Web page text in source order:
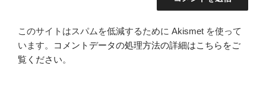
このサイトはスパムを低減するために Akismet を使って
います。
コメントデータの処理方法の詳細はこちらをご
覧ください。